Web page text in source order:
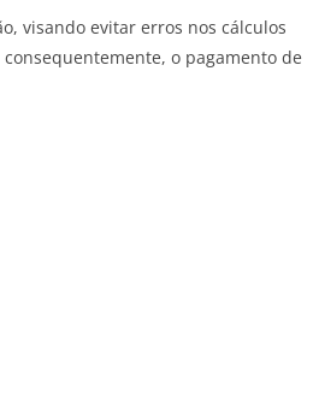
visando evitar erros nos cálculos
o pagamento de